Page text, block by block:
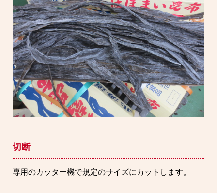
切断
専用のカッター機で規定のサイズにカットします。